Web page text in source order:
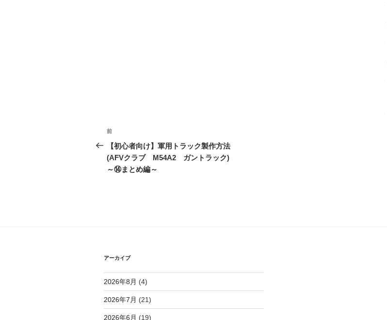
投
稿
ナ
前
の
投
稿
前
【初心者向け】軍用トラック製作方法
(AFVクラブ M54A2 ガントラック)
～⑭まとめ編～
アーカイブ
2026年8月 (4)
2026年7月 (21)
2026年6月 (19)